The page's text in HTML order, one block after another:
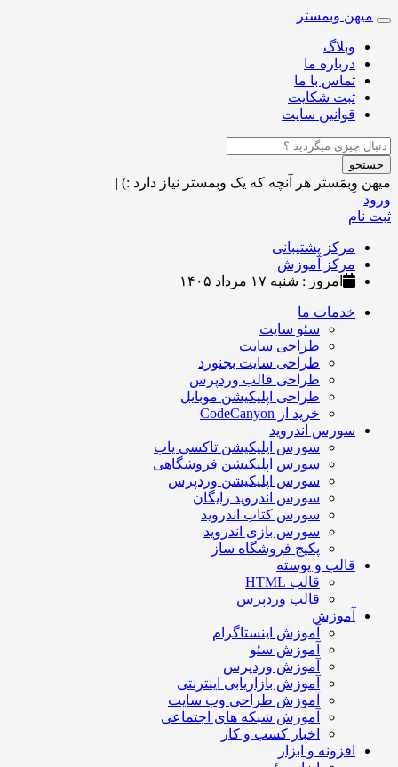
Toggle
navigation
میهن وبمستر
وبلاگ
درباره ما
تماس با ما
ثبت شکایت
قوانین سایت
جستجو
میهن وِبمَستر هر آنچه که یک وبمستر نیاز دارد :) |
ورود
ثبت نام
مرکز پشتیبانی
مرکز آموزش
امروز : شنبه ۱۷ مرداد ۱۴۰۵
خدمات ما
سئو سایت
طراحی سایت
طراحی سایت بجنورد
طراحی قالب وردپرس
طراحی اپلیکیشن موبایل
خرید از CodeCanyon
سورس اندروید
سورس اپلیکیشن تاکسی یاب
سورس اپلیکیشن فروشگاهی
سورس اپلیکیشن وردپرس
سورس اندروید رایگان
سورس کتاب اندروید
سورس بازی اندروید
پکیج فروشگاه ساز
قالب و پوسته
قالب HTML
قالب وردپرس
آموزش
آموزش اینستاگرام
آموزش سئو
آموزش وردپرس
آموزش بازاریابی اینترنتی
آموزش طراحی وب سایت
آموزش شبکه های اجتماعی
اخبار کسب و کار
افزونه و ابزار